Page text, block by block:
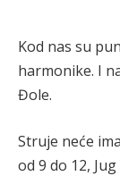
Kod nas su
harmonike. I
Đole.
Struje neće
od 9 do 12,